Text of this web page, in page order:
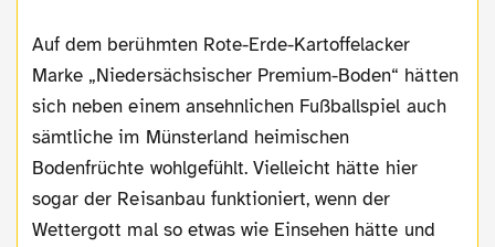
Auf dem berühmten Rote-Erde-Kartoffelacker
Marke „Niedersächsischer Premium-Boden“ hätten
sich neben einem ansehnlichen Fußballspiel auch
sämtliche im Münsterland heimischen
Bodenfrüchte wohlgefühlt. Vielleicht hätte hier
sogar der Reisanbau funktioniert, wenn der
Wettergott mal so etwas wie Einsehen hätte und